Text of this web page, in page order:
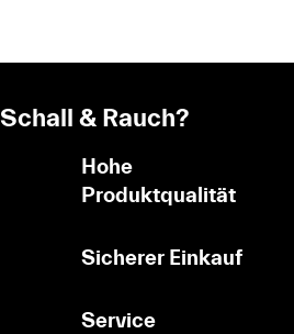
& Rauch?
Hohe
Produktqualität
Sicherer Einkauf
Service